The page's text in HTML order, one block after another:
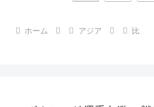
ホーム アジア 比